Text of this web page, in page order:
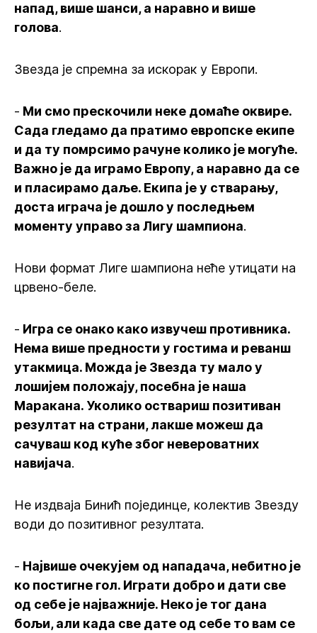
напад, више шанси, а наравно и више
голова.
Звезда је спремна за искорак у Европи.
- Ми смо прескочили неке домаће оквире.
Сада гледамо да пратимо европске екипе
и да ту помрсимо рачуне колико је могуће.
Важно је да играмо Европу, а наравно да се
и пласирамо даље. Екипа је у стварању,
доста играча је дошло у последњем
моменту управо за Лигу шампиона.
Нови формат Лиге шампиона неће утицати на
црвено-беле.
- Игра се онако како извучеш противника.
Нема више предности у гостима и реванш
утакмица. Можда је Звезда ту мало у
лошијем положају, посебна је наша
Маракана. Уколико оствариш позитиван
резултат на страни, лакше можеш да
сачуваш код куће због невероватних
навијача.
Не издваја Бинић појединце, колектив Звезду
води до позитивног резултата.
- Највише очекујем од нападача, небитно је
ко постигне гол. Играти добро и дати све
од себе је најважније. Неко је тог дана
бољи, али када све дате од себе то вам се